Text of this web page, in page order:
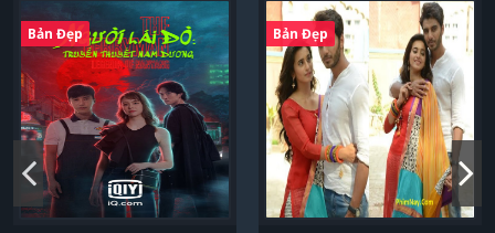
Bản Đẹp Bản Đẹp